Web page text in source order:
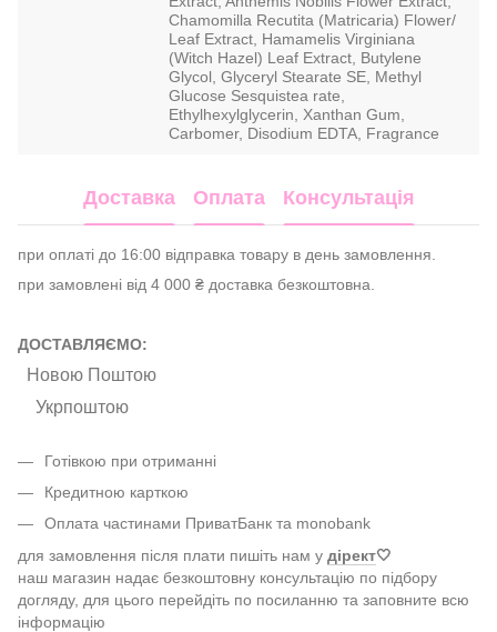
Chamomilla Recutita (Matricaria) Flower/
Leaf Extract, Hamamelis Virginiana
(Witch Hazel) Leaf Extract, Butylene
Glycol, Glyceryl Stearate SE, Methyl
Glucose Sesquistea rate,
Ethylhexylglycerin, Xanthan Gum,
Carbomer, Disodium EDTA, Fragrance
Доставка Оплата Консультація
при оплаті до 16:00 відправка товару в день замовлення.
при замовлені від 4 000 ₴ доставка безкоштовна.
ДОСТАВЛЯЄМО:
Новою Поштою
Укрпоштою
Готівкою при отриманні
Кредитною карткою
Оплата частинами ПриватБанк та monobank
для замовлення після плати пишіть нам у дірект🤍
наш магазин надає безкоштовну консультацію по підбору
догляду, для цього перейдіть по посиланню та заповните всю
інформацію